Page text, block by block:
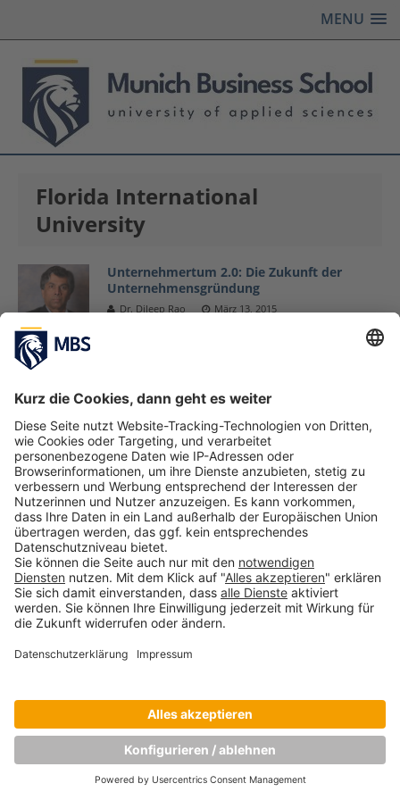
MENU
Florida International
University
Unternehmertum 2.0: Die Zukunft der
Unternehmensgründung
Dr. Dileep Rao März 13, 2015
Copyright © Munich Business School